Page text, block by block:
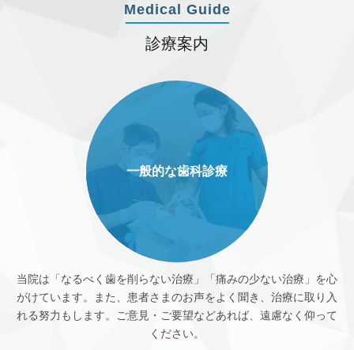
Medical Guide
診療案内
一般的な歯科診療
当院は「なるべく歯を削らない治療」「痛みの少ない治療」を心
がけています。また、患者さまのお声をよく聞き、治療に取り入
れる努力もします。ご意見・ご要望などあれば、遠慮なく仰って
ください。